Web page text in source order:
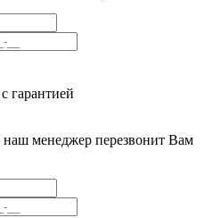
гарантией
менеджер перезвонит Вам